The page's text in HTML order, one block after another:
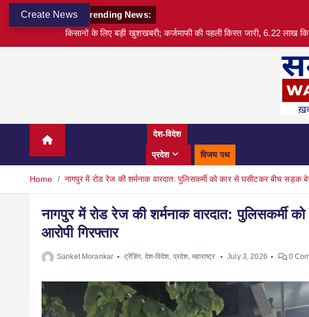
Create News
Trending News:
किसानों के लिए बड़ी खुशखबरी; कर्जमाफी की पहली किस्त जारी, 6.22 लाख
देश-विदेश
प्रदेश विजय पथ
Home नागपुर में रोड रेज की शर्मनाक वारदात: पुलिसकर्मी को कार से घसीटकर बीच सड़क
नागपुर में रोड रेज की शर्मनाक वारदात:
आरोपी गिरफ्तार
Sanket Morankar ट्रेंडिंग, देश-विदेश, प्रदेश, महाराष्ट्र July 3, 2026 0